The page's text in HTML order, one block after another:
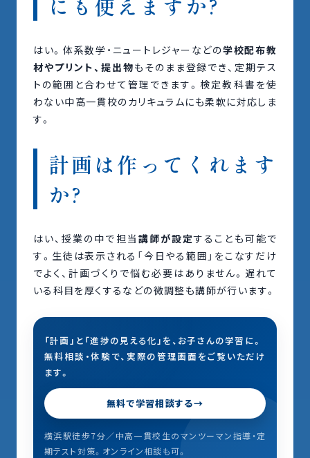
はい。体系数学・ニュートレジャーなどの学校配布教
材やプリント、提出物もそのまま登録でき、定期テス
トの範囲と合わせて管理できます。検定教科書を使
わない中高一貫校のカリキュラムにも柔軟に対応しま
す。
計画は作ってくれます
か?
はい、授業の中で担当 講師が設定することも可能で
す。生徒は表示される「今日やる範囲」をこなすだけ
でよく、計画づくりで悩む必要はありません。遅れて
いる科目を厚くするなどの微調整も講師が行います。
「計画」と「進捗の見える化」を、お子さんの学習に。
無料相談・体験で、実際の管理画面をご覧いただけ
ます。
無料で学習相談する
横浜駅徒歩7分／中高一貫校生のマンツーマン指導・定
期テスト対策。オンライン相談も可。